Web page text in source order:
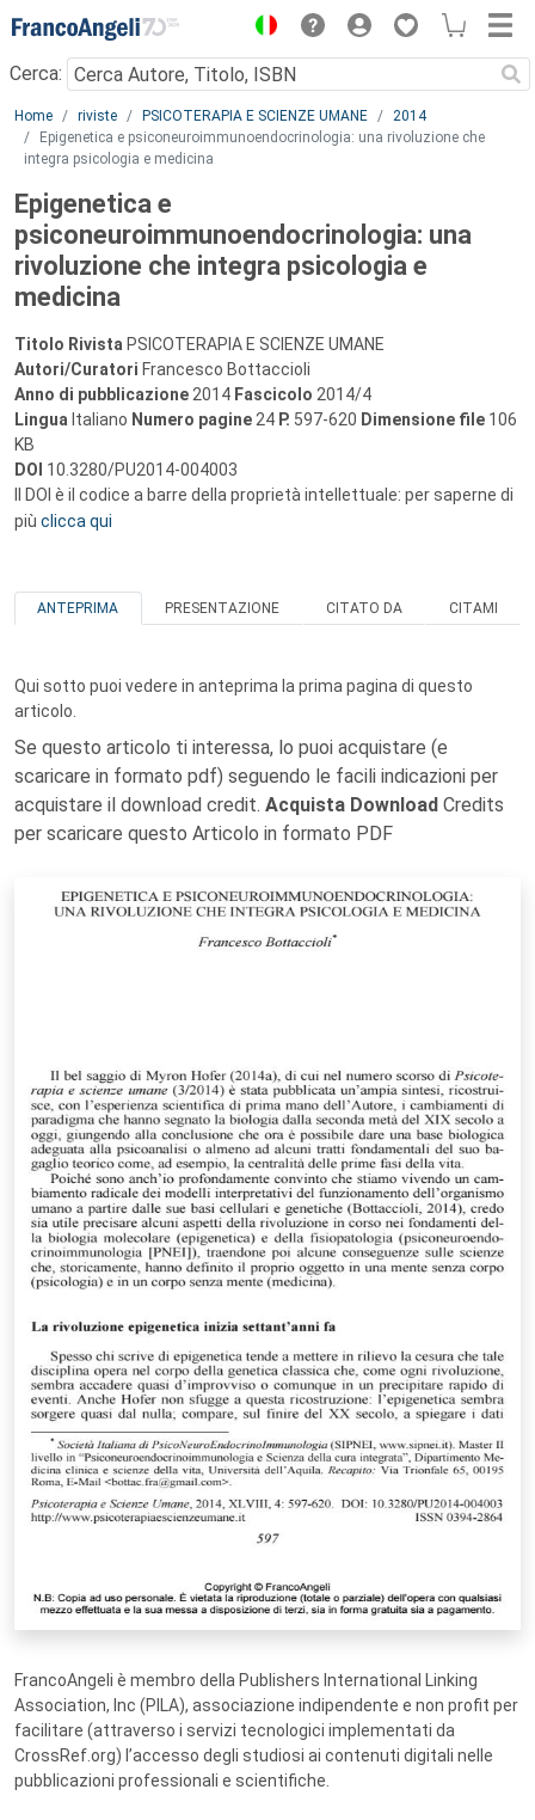
Menu
Cerca:
Main content
Home riviste PSICOTERAPIA E SCIENZE UMANE
2014
Epigenetica e psiconeuroimmunoendocrinologia: una rivoluzione che
integra psicologia e medicina
Epigenetica e
psiconeuroimmunoendocrinologia: una
rivoluzione che integra psicologia e
medicina
Titolo Rivista PSICOTERAPIA E SCIENZE UMANE
Autori/Curatori Francesco Bottaccioli
Anno di pubblicazione 2014 Fascicolo 2014/4
Lingua Italiano Numero pagine 24 P. 597-620 Dimensione file 106
KB
DOI 10.3280/PU2014-004003
Il DOI è il codice a barre della proprietà intellettuale: per saperne di
più clicca qui
ANTEPRIMA PRESENTAZIONE CITATO DA CITAMI
Qui sotto puoi vedere in anteprima la prima pagina di questo
articolo.
Se questo articolo ti interessa, lo puoi acquistare (e
scaricare in formato pdf) seguendo le facili indicazioni per
acquistare il download credit. Acquista Download Credits
per scaricare questo Articolo in formato PDF
FrancoAngeli è membro della Publishers International Linking
Association, Inc (PILA), associazione indipendente e non profit per
facilitare (attraverso i servizi tecnologici implementati da
CrossRef.org) l’accesso degli studiosi ai contenuti digitali nelle
pubblicazioni professionali e scientifiche.